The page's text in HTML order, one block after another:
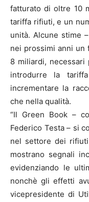
fatturato di oltre 10
tariffa rifiuti, e un
unità. Alcune stime
nei prossimi anni un
8 miliardi,
introdurre la
incrementare la
che nella qualità.
“Il Green Book –
Federico Testa – si
nel settore dei
mostrano segnali
evidenziando le
nonchè gli effetti
vicepresidente di